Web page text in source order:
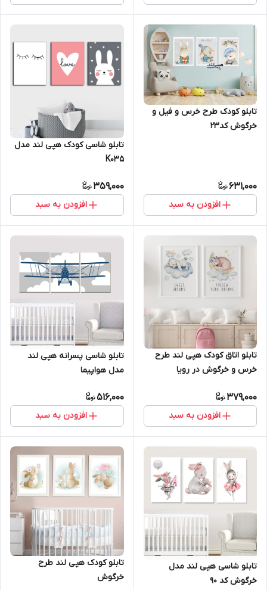
تابلو کودک طرح خرس و فیل و
خرگوش کد23
631,000
افزودن به سبد
تابلو شاسی کودک هپی لند مدل
K035
359,000
افزودن به سبد
تابلو اتاق کودک هپی لند طرح
خرس و خرگوش در رویا
379,000
افزودن به سبد
تابلو شاسی پسرانه هپی لند
مدل هواپیما
516,000
افزودن به سبد
تابلو شاسی هپی لند مدل
خرگوش کد 90
تابلو کودک هپی لند طرح
خرگوش